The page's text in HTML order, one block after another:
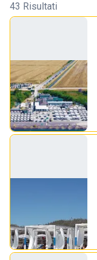
43 Risultati